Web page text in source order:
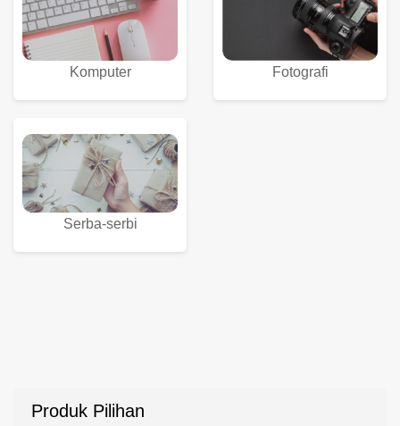
Komputer Fotografi
Serba-serbi
Produk Pilihan